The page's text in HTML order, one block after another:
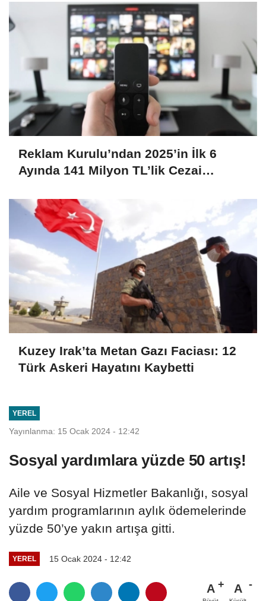
Reklam Kurulu’ndan 2025’in İlk 6
Ayında 141 Milyon TL’lik Cezai
Kuzey Irak’ta Metan Gazı Faciası: 12
Türk Askeri Hayatını Kaybetti
YEREL
Yayınlanma: 15 Ocak 2024 - 12:42
Sosyal yardımlara yüzde 50 artış!
Aile ve Sosyal Hizmetler Bakanlığı, sosyal
yardım programlarının aylık ödemelerinde
yüzde 50’ye yakın artışa gitti.
YEREL 15 Ocak 2024 - 12:42
A A